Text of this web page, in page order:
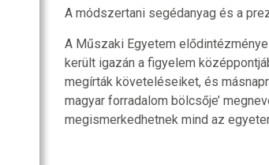
A módszertani segédanyag és a
A Műszaki Egyetem
került igazán a figyelem
megírták követeléseiket, és
magyar forradalom bölcsője’
megismerkedhetnek mind az